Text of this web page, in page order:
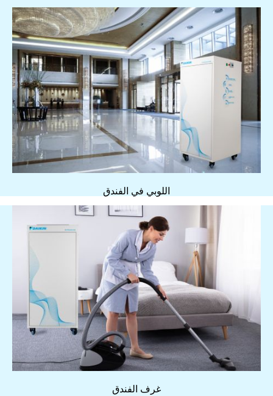
اللوبي في الفندق
غرف الفندق